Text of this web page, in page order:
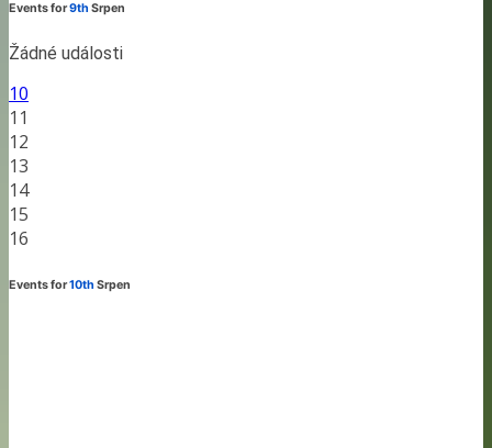
Events for9th Srpen
Žádné události
10
11
12
13
14
15
16
Events for10th Srpen